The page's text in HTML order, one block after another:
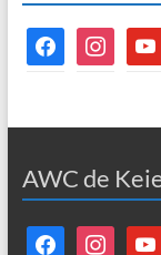
facebookinstagram
AWC de
facebookinstagram